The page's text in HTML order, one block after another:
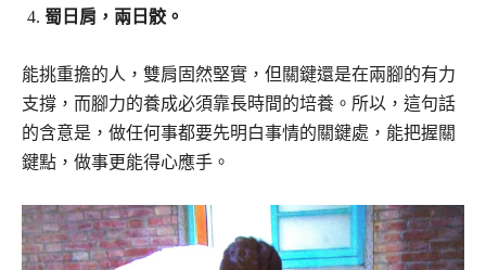
蜀日肩，兩日骹。
能挑重擔的人，雙肩固然堅實，但關鍵還是在兩腳的有力
支撐，而腳力的養成必須靠長時間的培養。所以，這句話
的含意是，做任何事都要先明白事情的關鍵處，能把握關
鍵點，做事更能得心應手。